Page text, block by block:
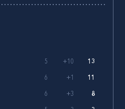
5 +10 13
6 +1 11
6 +3 8